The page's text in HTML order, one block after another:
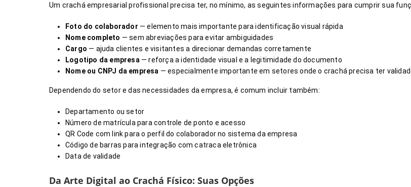
Um crachá empresarial profissional precisa ter, no mínimo, as seguintes informações para cumprir sua
Foto do colaborador — elemento mais importante para identificação visual rápida
Nome completo — sem abreviações para evitar ambiguidades
Cargo — ajuda clientes e visitantes a direcionar demandas corretamente
Logotipo da empresa — reforça a identidade visual e a legitimidade do documento
Nome ou CNPJ da empresa — especialmente importante em setores onde o crachá precisa ter
Dependendo do setor e das necessidades da empresa, é comum incluir também:
Departamento ou setor
Número de matrícula para controle de ponto e acesso
QR Code com link para o perfil do colaborador no sistema da empresa
Código de barras para integração com catraca eletrônica
Data de validade
Da Arte Digital ao Crachá Físico: Suas Opções